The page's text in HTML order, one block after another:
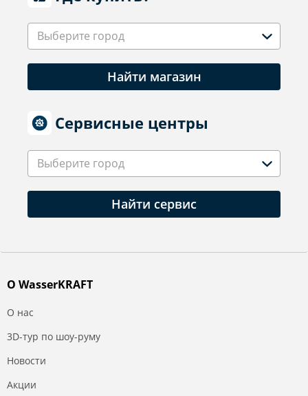
Выберите город
Найти магазин
Сервисные центры
Выберите город
Найти сервис
О WasserKRAFT
О нас
3D-тур по шоу-руму
Новости
Акции